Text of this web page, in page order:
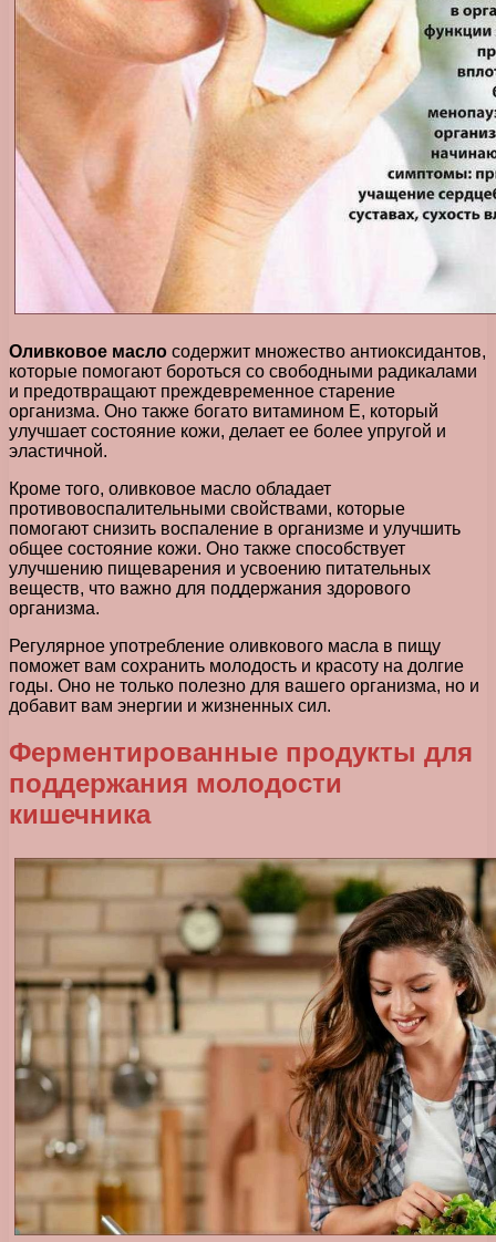
Оливковое масло содержит множество антиоксидантов,
которые помогают бороться со свободными радикалами
и предотвращают преждевременное старение
организма. Оно также богато витамином Е, который
улучшает состояние кожи, делает ее более упругой и
эластичной.
Кроме того, оливковое масло обладает
противовоспалительными свойствами, которые
помогают снизить воспаление в организме и улучшить
общее состояние кожи. Оно также способствует
улучшению пищеварения и усвоению питательных
веществ, что важно для поддержания здорового
организма.
Регулярное употребление оливкового масла в пищу
поможет вам сохранить молодость и красоту на долгие
годы. Оно не только полезно для вашего организма, но и
добавит вам энергии и жизненных сил.
Ферментированные продукты для
поддержания молодости
кишечника